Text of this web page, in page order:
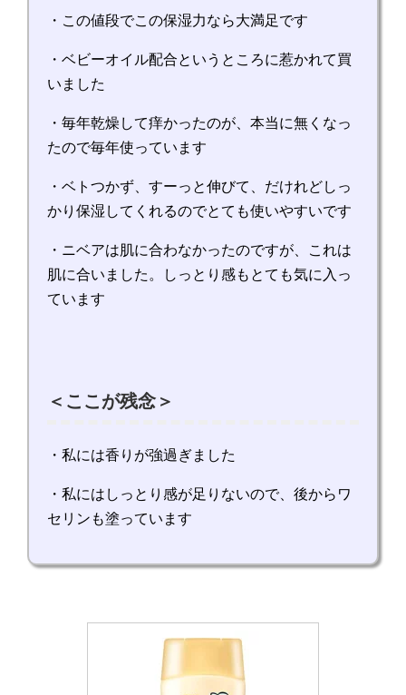
・この値段でこの保湿力なら大満足です
・ベビーオイル配合というところに惹かれて買
いました
・毎年乾燥して痒かったのが、本当に無くなっ
たので毎年使っています
・ベトつかず、すーっと伸びて、だけれどしっ
かり保湿してくれるのでとても使いやすいです
・ニベアは肌に合わなかったのですが、これは
肌に合いました。しっとり感もとても気に入っ
ています
＜ここが残念＞
・私には香りが強過ぎました
・私にはしっとり感が足りないので、後からワ
セリンも塗っています